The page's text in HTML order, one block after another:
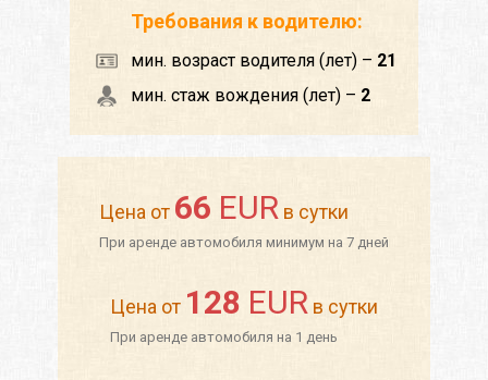
Требования к водителю:
мин. возраст водителя (лет) – 21
мин. стаж вождения (лет) – 2
Цена от 66 EUR в сутки
При аренде автомобиля минимум на 7 дней
Цена от 128 EUR в сутки
При аренде автомобиля на 1 день